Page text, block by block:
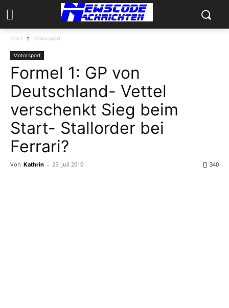
Start Motorsport
Motorsport
Formel 1: GP von
Deutschland- Vettel
verschenkt Sieg beim
Start- Stallorder bei
Ferrari?
Von Kathrin - 25. Juli 2010 340